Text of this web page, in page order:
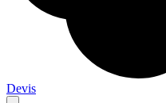
Devis